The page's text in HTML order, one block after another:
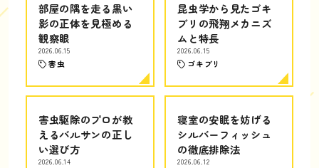
部屋の隅を走る黒い
影の正体を見極める
観察眼
2026.06.15
害虫
昆虫学から見たゴキ
ブリの飛翔メカニズ
ムと特長
2026.06.15
ゴキブリ
害虫駆除のプロが教
えるバルサンの正し
い選び方
2026.06.14
寝室の安眠を妨げる
シルバーフィッシュ
の徹底排除法
2026.06.12